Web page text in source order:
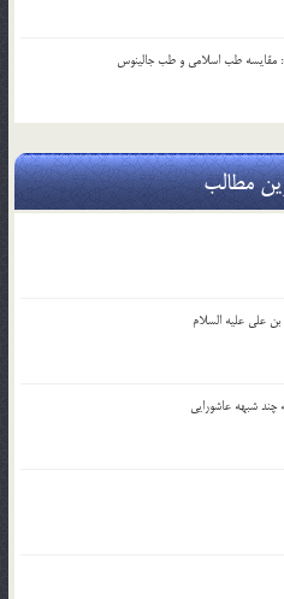
مقایسه طب اسلامی و طب جالینوس
مطالب
علی علیه السلام
چند شبهه عاشورایی